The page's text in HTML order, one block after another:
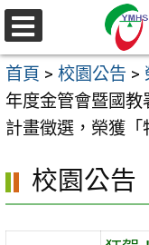
跳
至
主
要
內
區
選
單
首頁 > 校園公告 >
年度金管會暨國
計畫徵選，榮獲「
校園公告